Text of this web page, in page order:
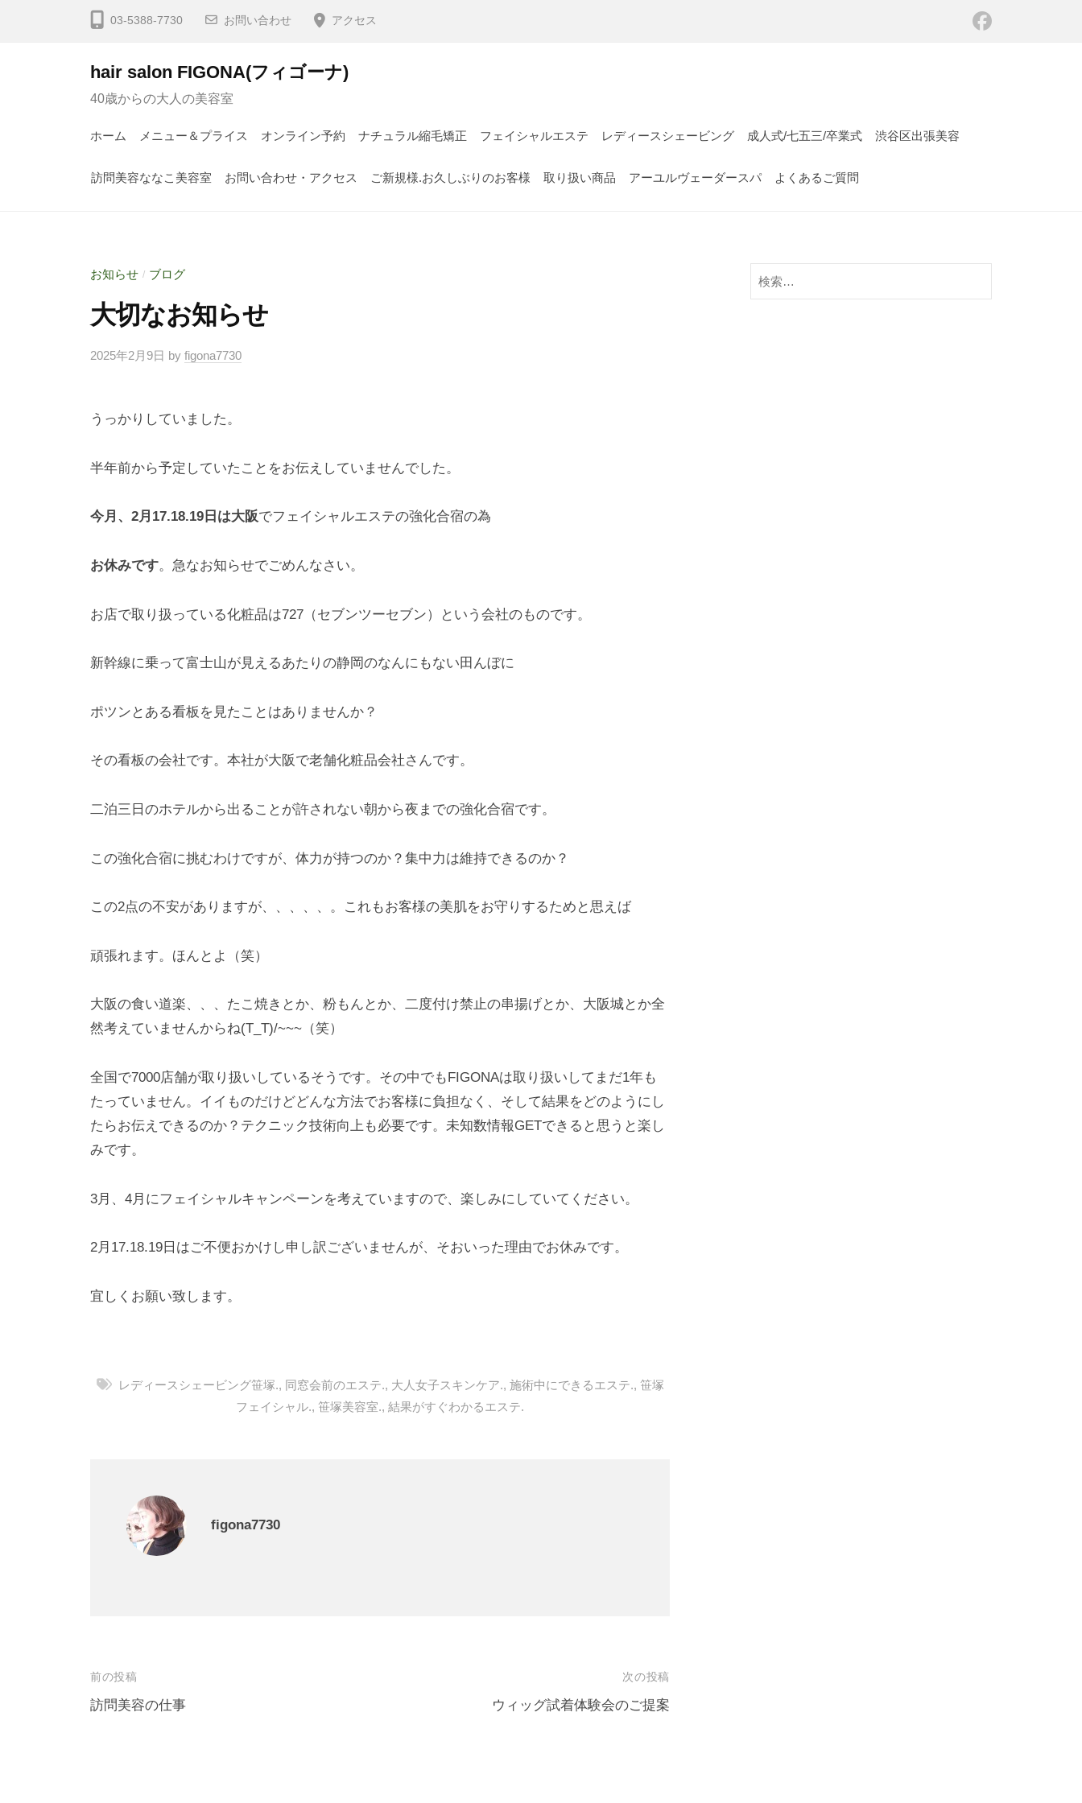
03-5388-7730 お問い合わせ アクセス
hair salon FIGONA(フィゴーナ)
40歳からの大人の美容室
ホーム メニュー＆プライス オンライン予約 ナチュラル縮毛矯正 フェイシャルエステ レディースシェービング 成人式/七五三/卒業式 渋谷区出張美容
訪問美容ななこ美容室 お問い合わせ・アクセス ご新規様.お久しぶりのお客様 取り扱い商品 アーユルヴェーダースパ よくあるご質問
お知らせ / ブログ
大切なお知らせ
2025年2月9日 by figona7730
うっかりしていました。
半年前から予定していたことをお伝えしていませんでした。
今月、2月17.18.19日は大阪でフェイシャルエステの強化合宿の為
お休みです。急なお知らせでごめんなさい。
お店で取り扱っている化粧品は727（セブンツーセブン）という会社のものです。
新幹線に乗って富士山が見えるあたりの静岡のなんにもない田んぼに
ポツンとある看板を見たことはありませんか？
その看板の会社です。本社が大阪で老舗化粧品会社さんです。
二泊三日のホテルから出ることが許されない朝から夜までの強化合宿です。
この強化合宿に挑むわけですが、体力が持つのか？集中力は維持できるのか？
この2点の不安がありますが、、、、、。これもお客様の美肌をお守りするためと思えば
頑張れます。ほんとよ（笑）
大阪の食い道楽、、、たこ焼きとか、粉もんとか、二度付け禁止の串揚げとか、大阪城とか全
然考えていませんからね(T_T)/~~~（笑）
全国で7000店舗が取り扱いしているそうです。その中でもFIGONAは取り扱いしてまだ1年も
たっていません。イイものだけどどんな方法でお客様に負担なく、そして結果をどのようにし
たらお伝えできるのか？テクニック技術向上も必要です。未知数情報GETできると思うと楽し
みです。
3月、4月にフェイシャルキャンペーンを考えていますので、楽しみにしていてください。
2月17.18.19日はご不便おかけし申し訳ございませんが、そおいった理由でお休みです。
宜しくお願い致します。
レディースシェービング笹塚., 同窓会前のエステ., 大人女子スキンケア., 施術中にできるエステ., 笹塚
フェイシャル., 笹塚美容室., 結果がすぐわかるエステ.
figona7730
前の投稿
訪問美容の仕事
次の投稿
ウィッグ試着体験会のご提案